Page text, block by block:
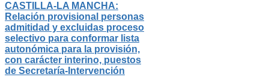
CASTILLA-LA MANCHA:
Relación provisional personas
admitidad y excluidas proceso
selectivo para conformar lista
autonómica para la provisión,
con carácter interino, puestos
de Secretaría-Intervención